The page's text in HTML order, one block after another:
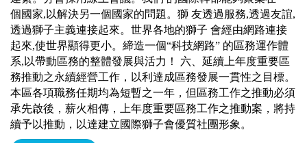
個國家,以解決另一個國家的問題。獅 友透過服務,透過友誼,
透過獅子主義連接起來。世界各地的獅子 會經由網路連接
起來,使世界顯得更小。締造一個“科技網路” 的區務運作體
系,以帶動區務的整體發展與活力！ 六、延續上年度重要區
務推動之永續經營工作，以利達成區務發展一貫性之目標。
本區各項職務任期均為短暫之一年，但區務工作之推動必須
承先啟後，薪火相傳，上年度重要區務工作之推動案，將持
續予以推動，以達建立國際獅子會優質社團形象。